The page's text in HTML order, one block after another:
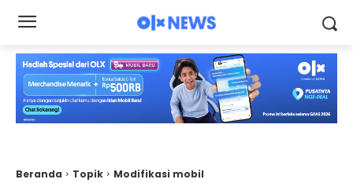
Beranda Topik Modifikasi mobil